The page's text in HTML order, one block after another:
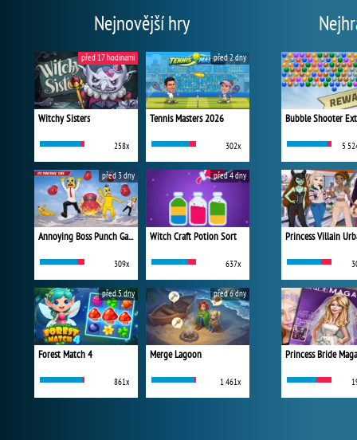
Nejnovější hry
Witchy Sisters
258x
před 17 hodinami
Tennis Masters 2026
302x
před 2 dny
Annoying Boss Punch Game
309x
před 3 dny
Witch Craft Potion Sort
637x
před 4 dny
Forest Match 4
861x
před 5 dny
Merge Lagoon
1 461x
před 6 dny
Bubble Shooter
5
Princess Bride